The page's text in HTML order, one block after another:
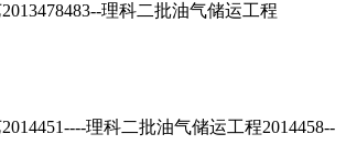
理科二批油气储运工程
理科二批油气储运工程2014458--